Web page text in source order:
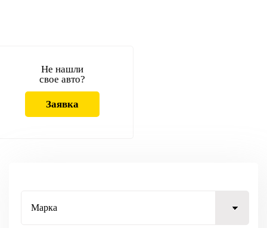
Не нашли
свое авто?
Заявка